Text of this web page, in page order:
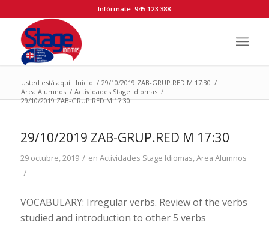
Infórmate: 945 123 388
Usted está aquí: Inicio / 29/10/2019 ZAB-GRUP.RED M 17:30 /
Area Alumnos / Actividades Stage Idiomas /
29/10/2019 ZAB-GRUP.RED M 17:30
29/10/2019 ZAB-GRUP.RED M 17:30
29 octubre, 2019 / en Actividades Stage Idiomas,Area Alumnos
/
VOCABULARY: Irregular verbs. Review of the verbs
studied and introduction to other 5 verbs